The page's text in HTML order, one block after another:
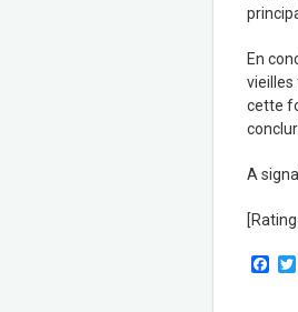
En
vieilles
cette
A
F